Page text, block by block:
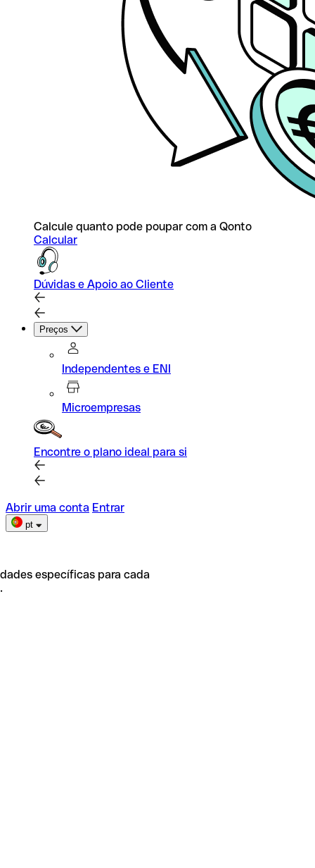
Calcule quanto pode poupar com a Qonto
Calcular
Dúvidas e Apoio ao Cliente
Preços
Independentes e ENI
Microempresas
Encontre o plano ideal para si
Abrir uma conta Entrar
pt
específicas para cada